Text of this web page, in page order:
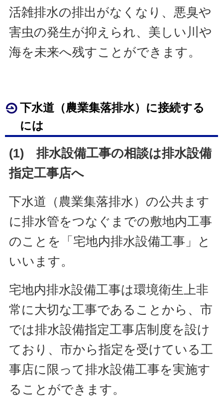
活雑排水の排出がなくなり、悪臭や
害虫の発生が抑えられ、美しい川や
海を未来へ残すことができます。
下水道（農業集落排水）に接続する
には
(1) 排水設備工事の相談は排水設備
指定工事店へ
下水道（農業集落排水）の公共ます
に排水管をつなぐまでの敷地内工事
のことを「宅地内排水設備工事」と
いいます。
宅地内排水設備工事は環境衛生上非
常に大切な工事であることから、市
では排水設備指定工事店制度を設け
ており、市から指定を受けている工
事店に限って排水設備工事を実施す
ることができます。